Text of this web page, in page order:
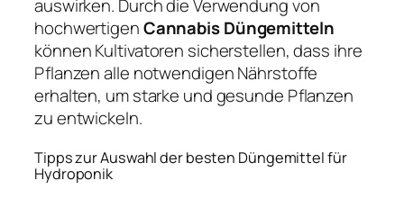
auswirken. Durch die Verwendung von
hochwertigenCannabis Düngemitteln
können Kultivatoren sicherstellen, dass ihre
Pflanzen alle notwendigen Nährstoffe
erhalten, um starke und gesunde Pflanzen
zu entwickeln.
Tipps zur Auswahl der besten Düngemittel für
Hydroponik